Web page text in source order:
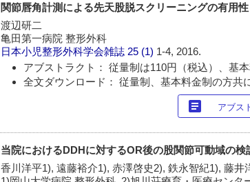
関節唇角計測による先天股脱スクリーニングの有用性
渡辺研二
亀田第一病院 整形外科
日本小児整形外科学会雑誌 25 (1) 1-4, 2016.
アブストラクト： 従量制は110円（税込）、基
全文ダウンロード： 従量制、基本料金制の方共
article アブス
当院におけるDDHに対するOR後の股関節可動域の検
香川洋平1), 遠藤裕介1), 赤澤啓史2), 鉄永智紀1), 藤井